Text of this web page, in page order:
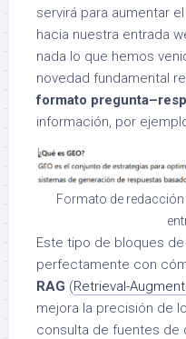
servirá para aumentar
hacia nuestra entrada
nada lo que hemos
novedad fundamental
formato
información, por
Formato de redacción
Este tipo de bloques
perfectamente con
RAG (Retrieval-
mejora la precisión de
consulta de fuentes de